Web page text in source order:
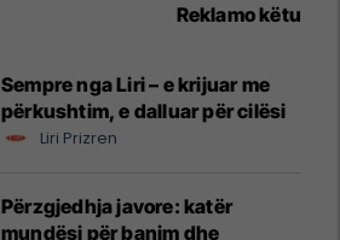
Reklamo këtu
Sempre nga Liri – e krijuar me
përkushtim, e dalluar për cilësi
Liri Prizren
Përzgjedhja javore: katër
mundësi për banim dhe